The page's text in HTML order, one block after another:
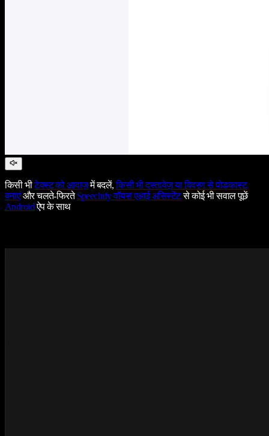
किसी भीटेक्स्ट को आवाज़में बदलें,किसी भी दस्तावेज़ या विवरण से पोडकास्ट
बनाएंऔर चलते-फिरतेSpeechify वॉयस एआई असिस्टेंटसे कोई भी सवाल पूछें
Androidऐप के साथ